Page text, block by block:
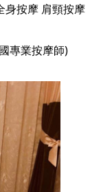
身按摩 肩頸按摩
專業按摩師)